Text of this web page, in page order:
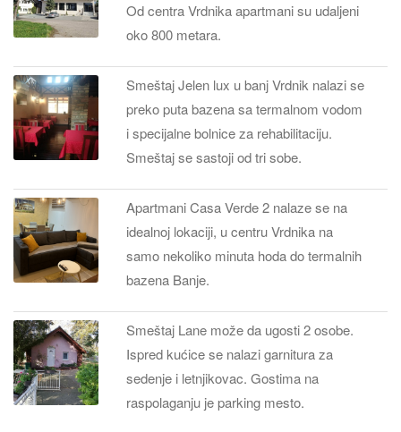
Od centra Vrdnika apartmani su udaljeni
oko 800 metara.
Smeštaj Jelen lux u banj Vrdnik nalazi se
preko puta bazena sa termalnom vodom
i specijalne bolnice za rehabilitaciju.
Smeštaj se sastoji od tri sobe.
Apartmani Casa Verde 2 nalaze se na
idealnoj lokaciji, u centru Vrdnika na
samo nekoliko minuta hoda do termalnih
bazena Banje.
Smeštaj Lane može da ugosti 2 osobe.
Ispred kućice se nalazi garnitura za
sedenje i letnjikovac. Gostima na
raspolaganju je parking mesto.